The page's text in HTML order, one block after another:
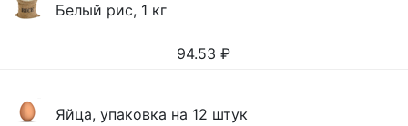
Белый рис, 1 кг
94.53 ₽
Яйца, упаковка на 12 штук